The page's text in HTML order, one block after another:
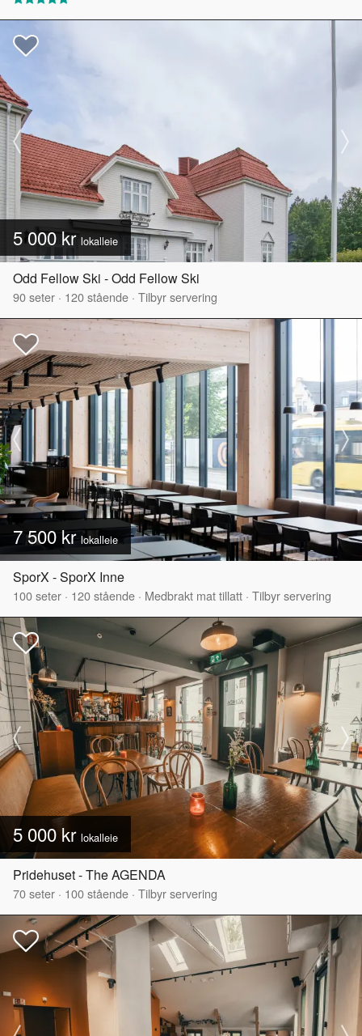
5 000 krlokalleie
Odd Fellow Ski - Odd Fellow Ski
90seter · 120stående · Tilbyr servering
7 500 krlokalleie
SporX - SporX Inne
100seter · 120stående · Medbrakt mat tillatt · Tilbyr servering
5 000 kr lokalleie
Pridehuset - The AGENDA
70seter · 100stående · Tilbyr servering